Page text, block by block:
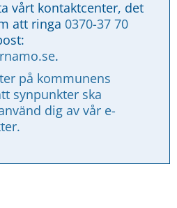
vårt kontaktcenter, det
att ringa 0370-37 70
.
på kommunens
synpunkter ska
dig av vår e-